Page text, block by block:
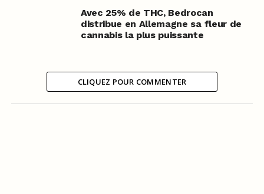
Avec 25% de THC, Bedrocan
distribue en Allemagne sa fleur de
cannabis la plus puissante
CLIQUEZ POUR COMMENTER